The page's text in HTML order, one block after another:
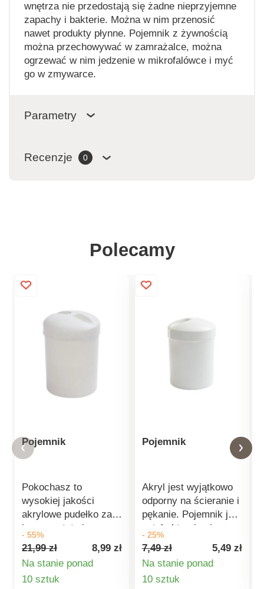
wnętrza nie przedostają się żadne nieprzyjemne
zapachy i bakterie. Można w nim przenosić
nawet produkty płynne. Pojemnik z żywnością
można przechowywać w zamrażalce, można
ogrzewać w nim jedzenie w mikrofalówce i myć
go w zmywarce.
Parametry
Recenzje 0
Polecamy
Pojemnik
Pokochasz to
wysokiej jakości
akrylowe pudełko za
jego prostotę i
funkcjonalność. Jest
praktyczne i nadaje
się nie tylko do
żywności, ale także
- 55%
21,99 zł
8,99 zł
Na stanie ponad
10 sztuk
Pojemnik
Akryl jest wyjątkowo
odporny na ścieranie i
pękanie. Pojemnik jest
antybakteryjny i
zachowuje biały kolor
pomimo oddziaływania
światła słonecznego.
Nadaje się do mycia w
- 25%
7,49 zł
5,49 zł
Na stanie ponad
10 sztuk